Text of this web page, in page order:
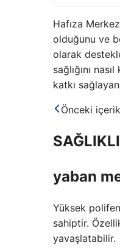
Hafıza
olduğunu ve
olarak
sağlığını
katkı
Önceki içerik
yaban
Yüksek
sahiptir.
yavaşlatabilir.